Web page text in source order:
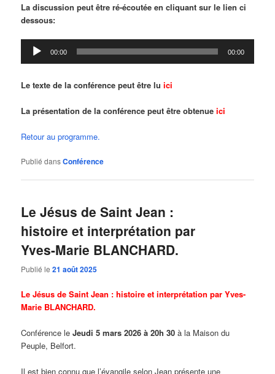
La discussion peut être ré-écoutée en cliquant sur le lien ci
dessous:
Lecteur
audio
00:00 00:00
Le texte de la conférence peut être lu ici
La présentation de la conférence peut être obtenueici
Retour au programme.
Publié dansConférence
Le Jésus de Saint Jean :
histoire et interprétation par
Yves-Marie BLANCHARD.
Publié le21 août 2025
Le Jésus de Saint Jean : histoire et interprétation par Yves-
Marie BLANCHARD.
Conférence leJeudi 5 mars 2026 à 20h 30 à la Maison du
Peuple, Belfort.
Il est bien connu que l’évangile selon Jean présente une